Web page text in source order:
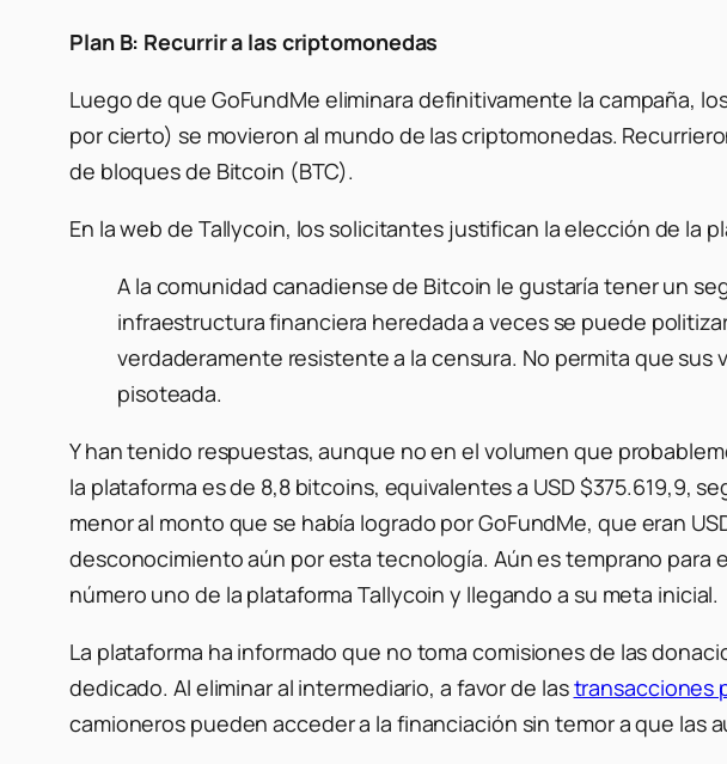
Plan B: Recurrir a las criptomonedas
Luego de que GoFundMe eliminara definitivamente la campaña,
por cierto) se movieron al mundo de las criptomonedas.
de bloques de Bitcoin (BTC).
En la web de Tallycoin, los solicitantes justifican la elección de
A la comunidad canadiense de Bitcoin le gustaría tener un
infraestructura financiera heredada a veces se puede
verdaderamente resistente a la censura. No permita que
pisoteada.
Y han tenido respuestas, aunque no en el volumen que
la plataforma es de 8,8 bitcoins, equivalentes a USD $375.619,9,
menor al monto que se había logrado por GoFundMe, que eran
desconocimiento aún por esta tecnología. Aún es temprano para
número uno de la plataforma Tallycoin y llegando a su meta inicial.
La plataforma ha informado que no toma comisiones de las
dedicado. Al eliminar al intermediario, a favor de lastransacciones
camioneros pueden acceder a la financiación sin temor a que las